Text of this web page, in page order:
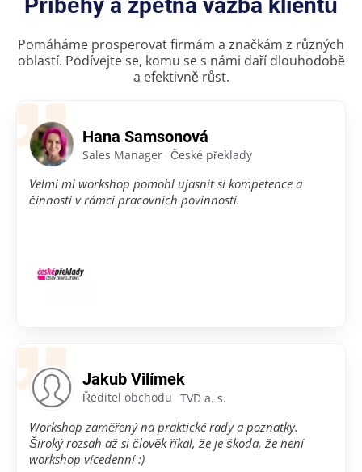
Příběhy a zpětná vazba klientů
Pomáháme prosperovat firmám a značkám z různých
oblastí. Podívejte se, komu se s námi daří dlouhodobě
a efektivně růst.
Hana Samsonová
Sales Manager České překlady
Velmi mi workshop pomohl ujasnit si kompetence a
činnosti v rámci pracovních povinností.
Jakub Vilímek
Ředitel obchodu TVD a. s.
Workshop zaměřený na praktické rady a poznatky.
Široký rozsah až si člověk říkal, že je škoda, že není
workshop vícedenní :)